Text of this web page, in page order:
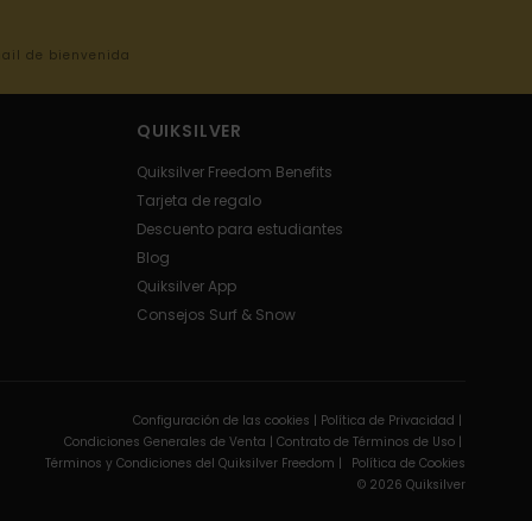
de bienvenida
QUIKSILVER
Quiksilver Freedom Benefits
Tarjeta de regalo
Descuento para estudiantes
Blog
Quiksilver App
Consejos Surf & Snow
Configuración de las cookies | Política de Privacidad |
Condiciones Generales de Venta | Contrato de Términos de Uso |
Términos y Condiciones del Quiksilver Freedom |
Política de Cookies
© 2026 Quiksilver